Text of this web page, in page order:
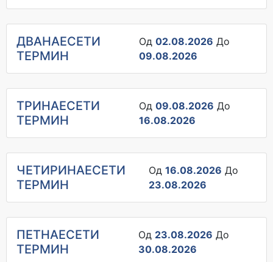
ДВАНАЕСЕТИ
ТЕРМИН
Од 02.08.2026 До
09.08.2026
ТРИНАЕСЕТИ
ТЕРМИН
Од09.08.2026 До
16.08.2026
ЧЕТИРИНАЕСЕТИ
ТЕРМИН
Од16.08.2026 До
23.08.2026
ПЕТНАЕСЕТИ
ТЕРМИН
Од 23.08.2026 До
30.08.2026